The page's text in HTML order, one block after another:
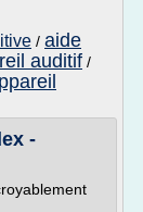
/ aide
auditif /
-